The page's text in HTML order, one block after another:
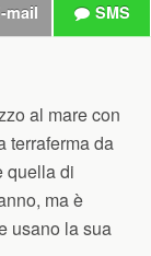
mail SMS
al mare con
terraferma da
quella di
ma è
usano la sua